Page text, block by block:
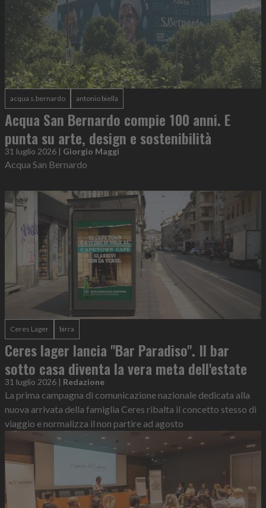
acqua s.bernardo antonio biella
Acqua San Bernardo compie 100 anni. E
punta su arte, design e sostenibilità
31 luglio 2026 | Giorgio Maggi
Acqua San Bernardo
Ceres Lager birra
Ceres lager lancia "Bar Paradiso". Il bar
sotto casa diventa la vera meta dell'estate
31 luglio 2026 | Redazione
La prima campagna di comunicazione nazionale dedicata alla
nuova arrivata della famiglia Ceres ribalta il concetto stesso di
viaggio e normalizza il non partire ad agosto